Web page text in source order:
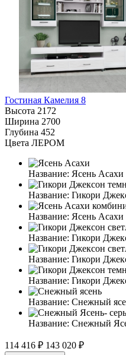
Гостиная Камелия 8
Высота 2172
Ширина 2700
Глубина 452
Цвета ЛЕРОМ
Название: Ясень Асахи
Название: Гикори
Название: Ясень
Название: Гикори
Название: Гикори
Название: Гикори
Название: Снежный
Название: Снежный
114 416 ₽ 143 020 ₽